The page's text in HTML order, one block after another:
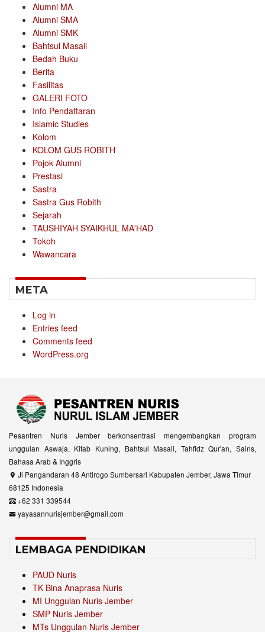
Alumni MA
Alumni SMA
Alumni SMK
Bahtsul Masail
Bedah Buku
Berita
Fasilitas
GALERI FOTO
Info Pendaftaran
Islamic Studies
Kolom
KOLOM GUS ROBITH
Pojok Alumni
Prestasi
Sastra
Sastra Gus Robith
Sejarah
TAUSHIYAH SYAIKHUL MA'HAD
Tokoh
Wawancara
META
Log in
Entries feed
Comments feed
WordPress.org
Pesantren Nuris Jember berkonsentrasi mengembangkan program
unggulan Aswaja, Kitab Kuning, Bahtsul Masail, Tahfidz Qur'an, Sains,
Bahasa Arab & Inggris
Jl Pangandaran 48 Antirogo Sumbersari Kabupaten Jember, Jawa Timur
68125 Indonesia
+62 331 339544
yayasannurisjember@gmail.com
LEMBAGA PENDIDIKAN
PAUD Nuris
TK Bina Anaprasa Nuris
MI Unggulan Nuris Jember
SMP Nuris Jember
MTs Unggulan Nuris Jember